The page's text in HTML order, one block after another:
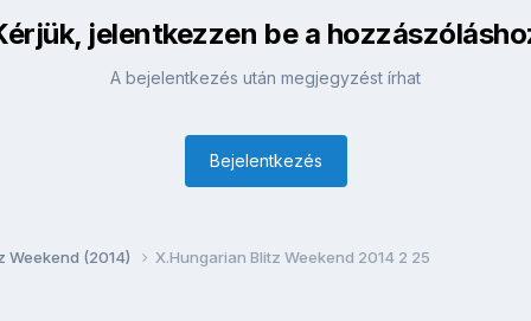
jelentkezzen be a
A bejelentkezés után megjegyzést írhat
Bejelentkezés
Weekend (2014) X.Hungarian Blitz Weekend 2014 2 25